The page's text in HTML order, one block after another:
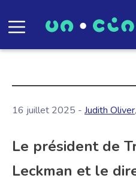
16 juillet 2025 - Judith Oliver,
Le président de
Leckman et le